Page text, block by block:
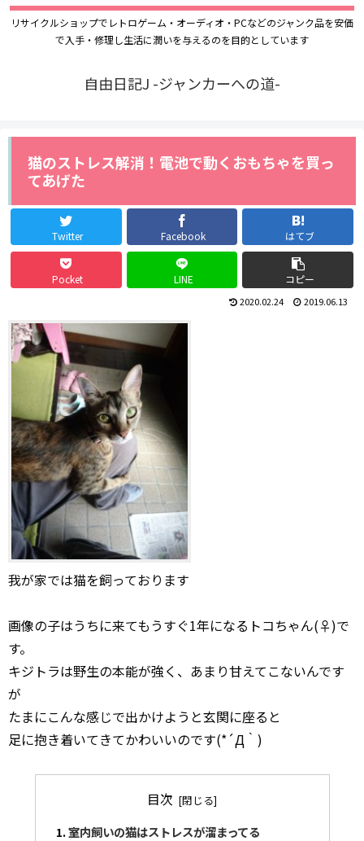
リサイクルショップでレトロゲーム・オーディオ・PCなどのジャンク品を安価
で入手・修理し生活に潤いを与えるのを目的としています
自由日記J -ジャンカーへの道-
猫のストレス解消！電池で動くおもちゃを買っ
てあげた
Twitter Facebook はてブ
Pocket LINE コピー
2020.02.24 2019.06.13
我が家では猫を飼っております
画像の子はうちに来てもうすぐ1年になるトコちゃん(♀)で
す。
キジトラは野生の本能が強く、あまり甘えてこないんです
が
たまにこんな感じで出かけようと玄関に座ると
足に抱き着いてきてかわいいのです(*´Д｀)
目次
室内飼いの猫はストレスが溜まってる